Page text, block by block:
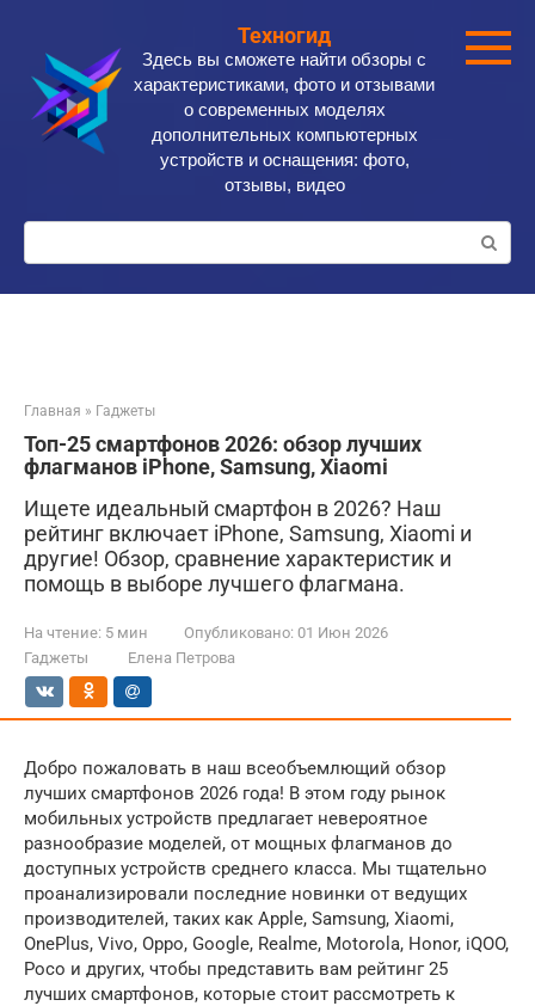
контенту
Техногид
Здесь вы сможете найти обзоры с
характеристиками, фото и отзывами
о современных моделях
дополнительных компьютерных
устройств и оснащения: фото,
отзывы, видео
Поиск:
Главная » Гаджеты
Топ-25 смартфонов 2026: обзор лучших
флагманов iPhone, Samsung, Xiaomi
Ищете идеальный смартфон в 2026? Наш
рейтинг включает iPhone, Samsung, Xiaomi и
другие! Обзор, сравнение характеристик и
помощь в выборе лучшего флагмана.
На чтение: 5 мин Опубликовано: 01 Июн 2026
Гаджеты
Елена Петрова
Добро пожаловать в наш всеобъемлющий обзор
лучших смартфонов 2026 года! В этом году рынок
мобильных устройств предлагает невероятное
разнообразие моделей, от мощных флагманов до
доступных устройств среднего класса. Мы тщательно
проанализировали последние новинки от ведущих
производителей, таких как Apple, Samsung, Xiaomi,
OnePlus, Vivo, Oppo, Google, Realme, Motorola, Honor, iQOO,
Poco и других, чтобы представить вам рейтинг 25
лучших смартфонов, которые стоит рассмотреть к